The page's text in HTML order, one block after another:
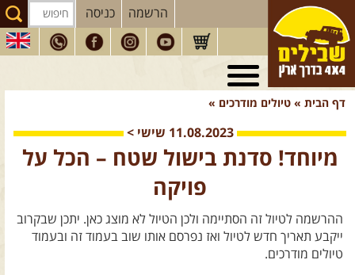
הרשמה כניסה
טיולי 4X4
בארץ
חנותשבילים
דף הבית » טיולים מודרכים »
11.08.2023 שישי >
מיוחד! סדנת בישול שטח – הכל על
פויקה
ההרשמה לטיול זה הסתיימה ולכן הטיול לא מוצג כאן. יתכן שבקרוב
ייקבע תאריך חדש לטיול ואז נפרסם אותו שוב בעמוד זה ובעמוד
טיולים מודרכים.